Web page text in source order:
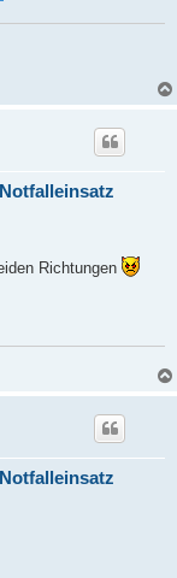
Richtungen